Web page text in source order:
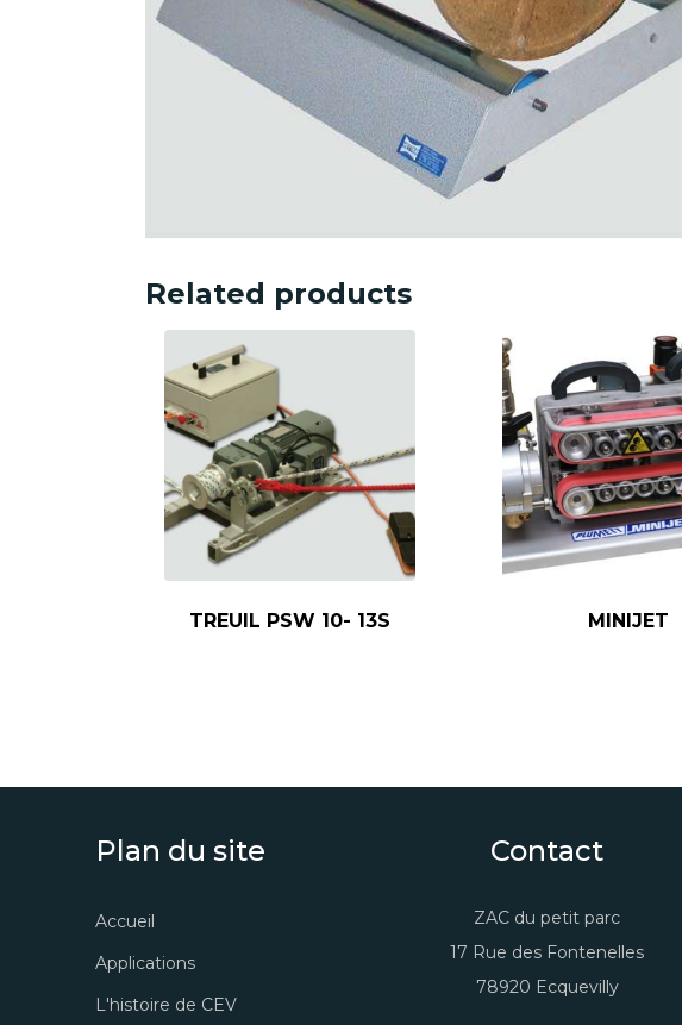
Related products
TREUIL PSW 10- 13S MINIJET
Plan du site
Accueil
Applications
L'histoire de CEV
Contact
ZAC du petit parc
17 Rue des Fontenelles
78920 Ecquevilly